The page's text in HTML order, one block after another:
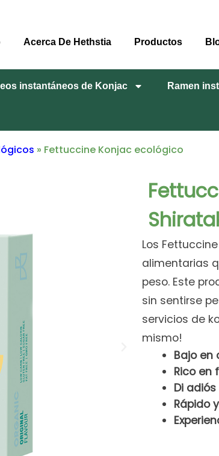
Acerca De Hethstia Productos
instantáneos de Konjac Ramen
» Fettuccine Konjac ecológico
Los
alimentarias
peso. Este
sin sentirse
servicios de
mismo!
Bajo en
Rico en
Di
Rápido